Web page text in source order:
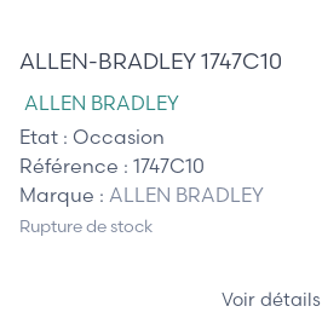
ALLEN-BRADLEY 1747C10
ALLEN BRADLEY
Etat : Occasion
Référence : 1747C10
Marque : ALLEN BRADLEY
Rupture de stock
Voir détails